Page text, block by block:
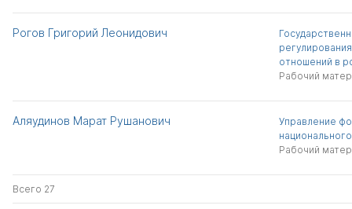
Рогов Григорий Леонидович
отношений в
Рабочий
Аляудинов Марат Рушанович
Управление
Рабочий
Всего 27